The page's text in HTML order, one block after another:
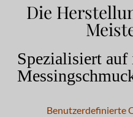
Die
Spezialisiert
Benutzerdefinierte